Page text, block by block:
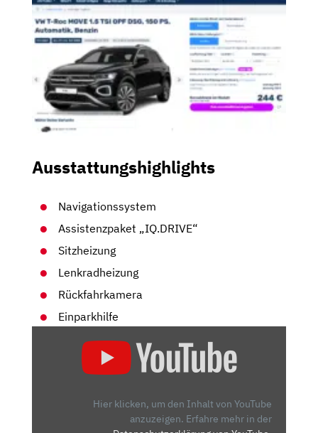
Ausstattungshighlights
Navigationssystem
Assistenzpaket „IQ.DRIVE“
Sitzheizung
Lenkradheizung
Rückfahrkamera
Einparkhilfe
Hier klicken, um den Inhalt von YouTube
anzuzeigen. Erfahre mehr in der